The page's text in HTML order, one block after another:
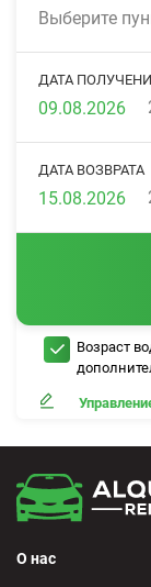
Выберите
ДАТА
ДАТА ВОЗВРАТА
Возраст
О нас